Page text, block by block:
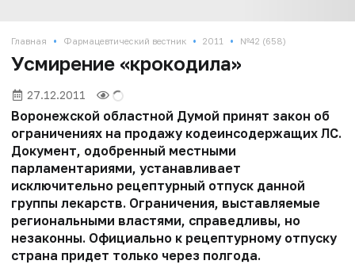
Главная • Фармацевтический вестник • 2011 • №42 (658)
Усмирение «крокодила»
27.12.2011
Воронежской областной Думой принят закон об
ограничениях на продажу кодеинсодержащих ЛС.
Документ, одобренный местными
парламентариями, устанавливает
исключительно рецептурный отпуск данной
группы лекарств. Ограничения, выставляемые
региональными властями, справедливы, но
незаконны. Официально к рецептурному отпуску
страна придет только через полгода.